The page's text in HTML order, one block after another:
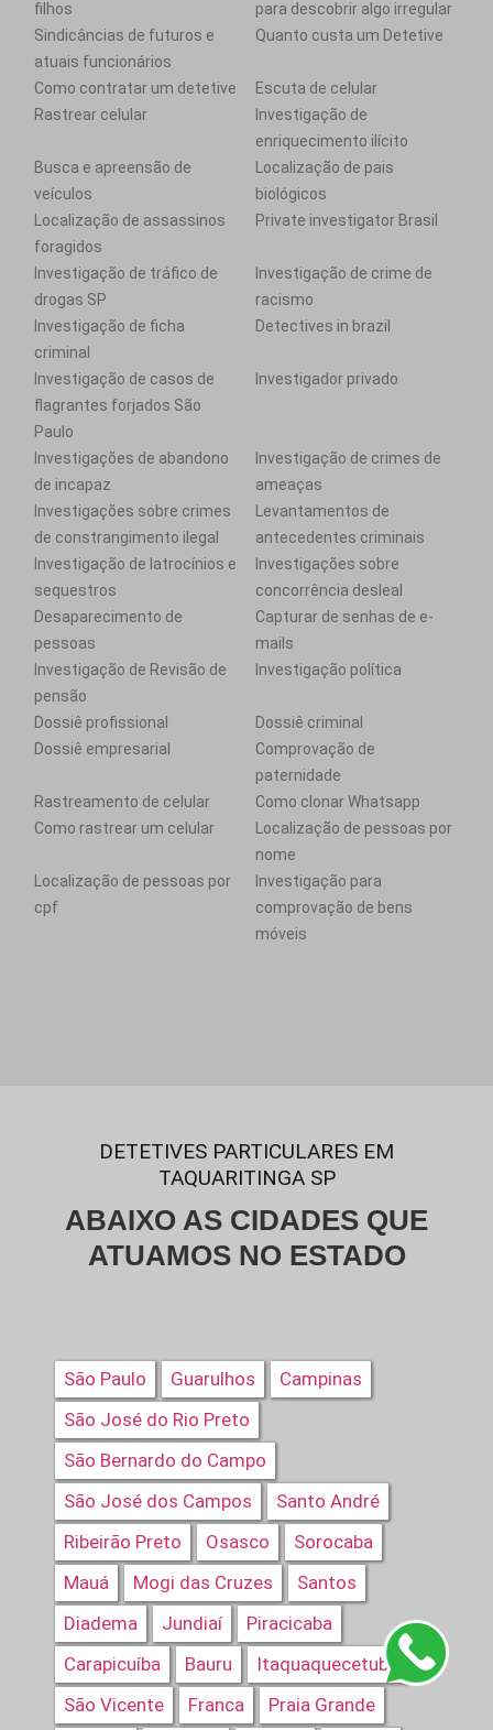
filhos
para descobrir algo irregular
Sindicâncias de futuros e
atuais funcionários
Quanto custa um Detetive
Como contratar um detetive
Escuta de celular
Rastrear celular
Investigação de
enriquecimento ilícito
Busca e apreensão de
veículos
Localização de pais
biológicos
Localização de assassinos
foragidos
Private investigator Brasil
Investigação de tráfico de
drogas SP
Investigação de crime de
racismo
Investigação de ficha
criminal
Detectives in brazil
Investigação de casos de
flagrantes forjados São
Paulo
Investigador privado
Investigações de abandono
de incapaz
Investigação de crimes de
ameaças
Investigações sobre crimes
de constrangimento ilegal
Levantamentos de
antecedentes criminais
Investigação de latrocínios e
sequestros
Investigações sobre
concorrência desleal
Desaparecimento de
pessoas
Capturar de senhas de e-
mails
Investigação de Revisão de
pensão
Investigação política
Dossiê profissional
Dossiê criminal
Dossiê empresarial
Comprovação de
paternidade
Rastreamento de celular
Como clonar Whatsapp
Como rastrear um celular
Localização de pessoas por
nome
Localização de pessoas por
cpf
Investigação para
comprovação de bens
móveis
DETETIVES PARTICULARES EM
TAQUARITINGA SP
ABAIXO AS CIDADES QUE
ATUAMOS NO ESTADO
São Paulo Guarulhos
Campinas
São José do Rio Preto
São Bernardo do Campo
São José dos Campos
Santo André
Ribeirão Preto
Osasco
Sorocaba
Mauá
Mogi das Cruzes
Santos
Diadema
Jundiaí
Piracicaba
Carapicuíba
Bauru
Itaquaquecetuba
São Vicente
Franca Praia Grande